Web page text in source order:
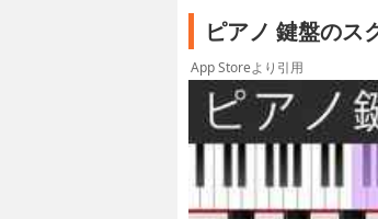
ピアノ 鍵盤のス
App Storeより引用